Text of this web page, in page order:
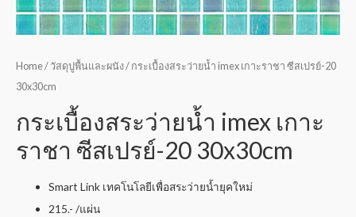
Home/ วัสดุปูพื้นและผนัง/ กระเบื้องสระว่ายน้ำ imex เกาะราชา ซีสเปรย์-20
30x30cm
กระเบื้องสระว่ายน้ำ imex เกาะ
ราชา ซีสเปรย์-20 30x30cm
Smart Link เทคโนโลยีเพื่อสระว่ายน้ำยุคใหม่
215.- /แผ่น